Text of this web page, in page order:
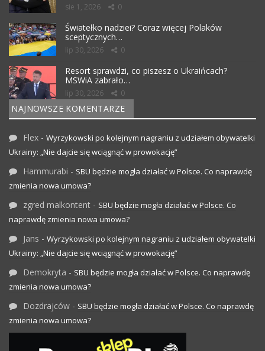
sie 1, 2026 0
Światełko nadziei? Coraz więcej Polaków
sceptycznych…
lip 30, 2026 0
Resort sprawdzi, co piszesz o Ukraińcach?
MSWiA zabrało…
lip 30, 2026 0
NAJNOWSZE KOMENTARZE
Flex - Wyrzykowski po kolejnym nagraniu z udziałem obywatelki
Ukrainy: „Nie dajcie się wciągnąć w prowokację”
Hammurabi - SBU będzie mogła działać w Polsce. Co naprawdę
zmienia nowa umowa?
zgred malkontent - SBU będzie mogła działać w Polsce. Co
naprawdę zmienia nowa umowa?
Jans - Wyrzykowski po kolejnym nagraniu z udziałem obywatelki
Ukrainy: „Nie dajcie się wciągnąć w prowokację”
Demokryta - SBU będzie mogła działać w Polsce. Co naprawdę
zmienia nowa umowa?
Dozdrajców - SBU będzie mogła działać w Polsce. Co naprawdę
zmienia nowa umowa?